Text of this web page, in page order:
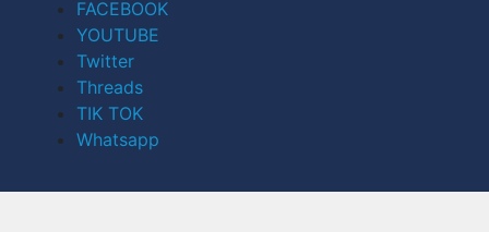
FACEBOOK
YOUTUBE
Twitter
Threads
TIK TOK
Whatsapp